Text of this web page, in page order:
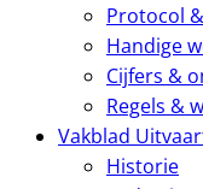
Protocol
Handige
Cijfers &
Regels &
Vakblad
Historie